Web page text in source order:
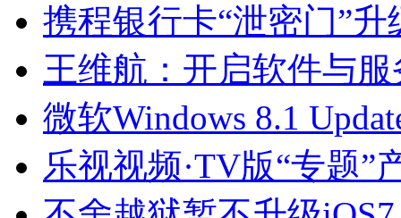
携程银行卡“泄密门”
王维航：开启软件与
微软Windows 8.1
乐视视频·TV版“专题”